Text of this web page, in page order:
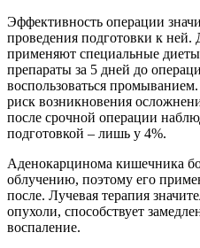
Эффективность операции
проведения подготовки к
применяют специальные
препараты за 5 дней до
воспользоваться
риск возникновения
после срочной операции
подготовкой – лишь у 4%.
Аденокарцинома кишечника
облучению, поэтому его
после. Лучевая терапия
опухоли, способствует
воспаление.